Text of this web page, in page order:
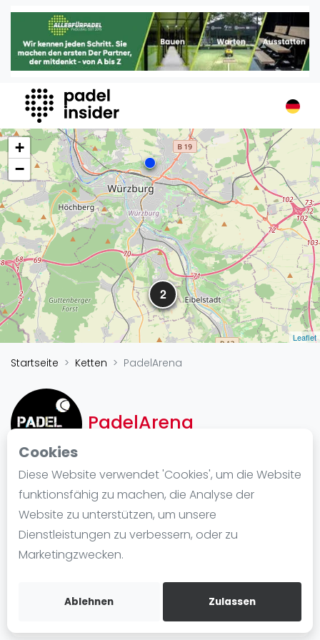
Cookies
Diese Website verwendet 'Cookies', um die Website
funktionsfähig zu machen, die Analyse der
Website zu unterstützen, um unsere
Dienstleistungen zu verbessern, oder zu
Marketingzwecken.
Ablehnen Zulassen
Padel Insider
Home
Organisationen
Buchungssysteme
Padel-Shops
Padel-Marken
Padelplatzbauer
Verschiedenes
Veranstaltungen
Turniere
International
Playtomic
Ranking
Männer
Frauen
FIP Männer
FIP Frauen
Blog
Die Geschichte von Padel
Regeln und Punktzählung
Padel Schläge
Video
2
+
−
Leaflet
Startseite Ketten PadelArena
PadelArena
Kette
https://padelarena.de/
Wegbeschreibung
info@padelarena.de